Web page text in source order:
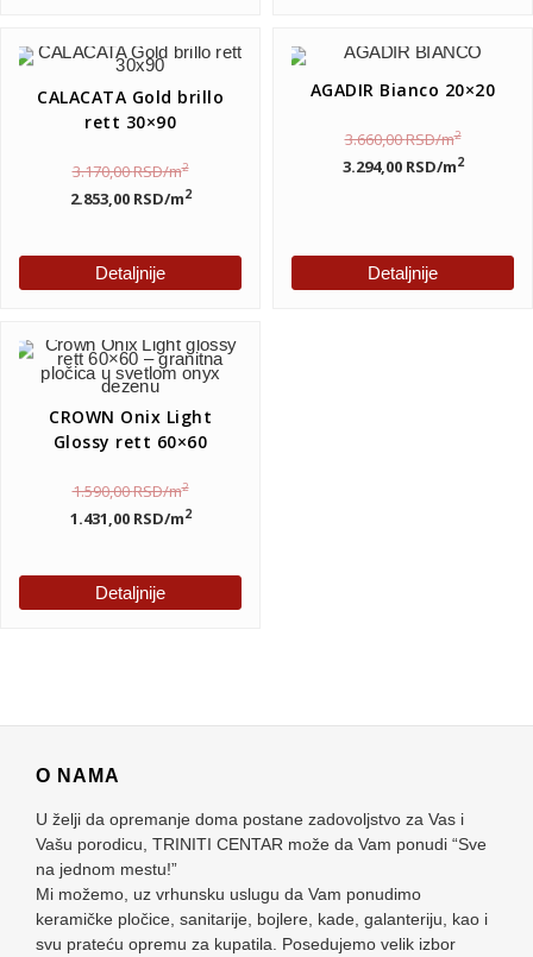
CALACATA Gold brillo
rett 30×90
3.170,00RSD/m2
2.853,00 RSD/m2
Detaljnije
AGADIR Bianco 20×20
3.660,00RSD/m2
3.294,00 RSD/m2
Detaljnije
CROWN Onix Light
Glossy rett 60×60
1.590,00RSD/m2
1.431,00 RSD/m2
Detaljnije
O NAMA
U želji da opremanje doma postane zadovoljstvo za Vas i
Vašu porodicu, TRINITI CENTAR može da Vam ponudi “Sve
na jednom mestu!”
Mi možemo, uz vrhunsku uslugu da Vam ponudimo
keramičke pločice, sanitarije, bojlere, kade, galanteriju, kao i
svu prateću opremu za kupatila. Posedujemo velik izbor